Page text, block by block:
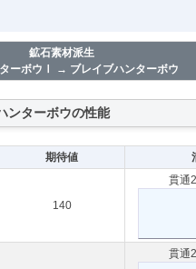
鉱石素材派生
ーボウⅠ → ブレイブハンターボウ
ターボウの性能
期待値
140
貫通2
貫通2